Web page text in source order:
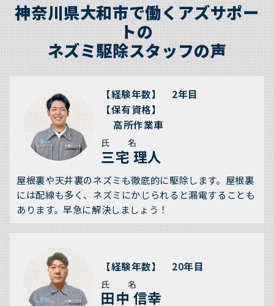
神奈川県大和市で働くアズサポー
トの
ネズミ駆除スタッフの声
【経験年数】 2年目
【保有資格】
高所作業車
氏 名
三宅 理人
屋根裏や天井裏のネズミも徹底的に駆除します。屋根裏
には配線も多く、ネズミにかじられると漏電することも
あります。早急に解決しましょう！
【経験年数】 20年目
氏 名
田中 信幸